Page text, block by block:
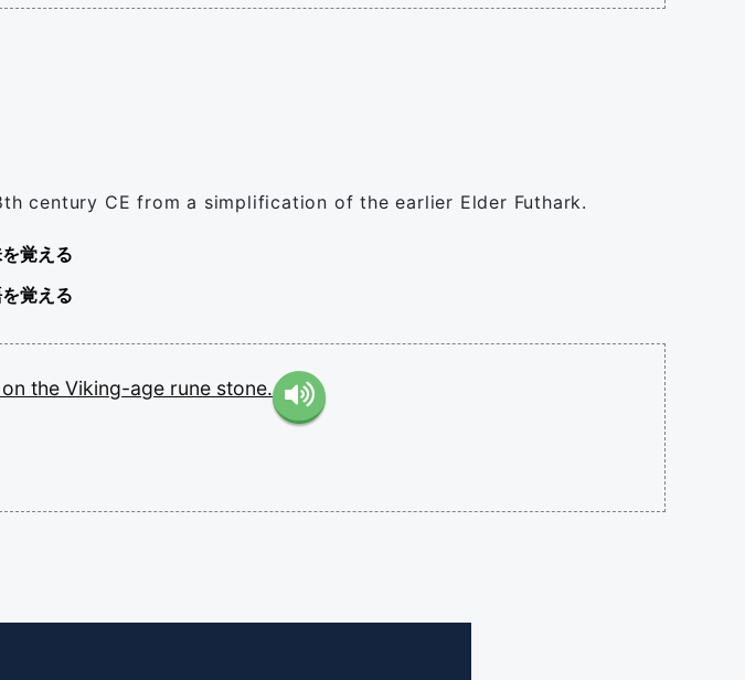
century CE from a simplification of the earlier Elder Futhark.
覚える
覚える
on the Viking-age rune stone.